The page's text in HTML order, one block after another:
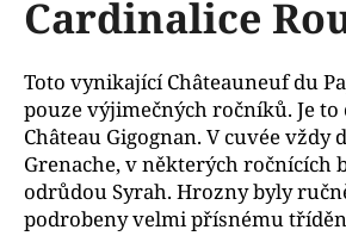
Cardinalice
Toto vynikající Châteauneuf du
pouze výjimečných ročníků. Je
Château Gigognan. V cuvée
Grenache, v některých ročnících
odrůdou Syrah. Hrozny byly
podrobeny velmi přísnému
a
í
t
?